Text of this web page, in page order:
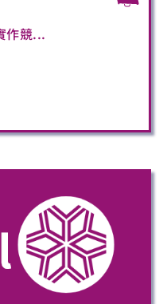
作競...